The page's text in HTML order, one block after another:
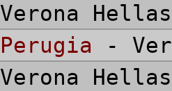
Verona
Perugia -
Verona